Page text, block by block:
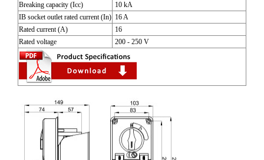
Breaking capacity (Icc)
10 kA
IB socket outlet rated current (In) 16 A
Rated current (A)
16
Rated voltage
200 - 250 V